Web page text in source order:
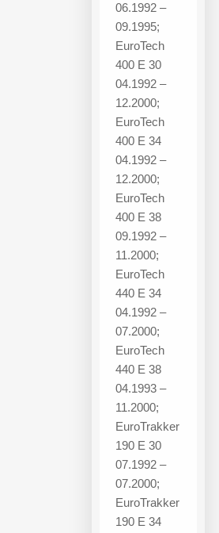
06.1992 –
09.1995;
EuroTech
400 E 30
04.1992 –
12.2000;
EuroTech
400 E 34
04.1992 –
12.2000;
EuroTech
400 E 38
09.1992 –
11.2000;
EuroTech
440 E 34
04.1992 –
07.2000;
EuroTech
440 E 38
04.1993 –
11.2000;
EuroTrakker
190 E 30
07.1992 –
07.2000;
EuroTrakker
190 E 34